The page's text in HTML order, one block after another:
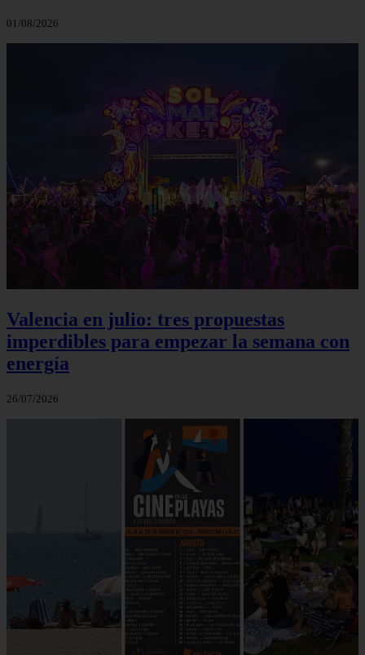
01/08/2026
Valencia en julio: tres propuestas
imperdibles para empezar la semana con
energía
26/07/2026